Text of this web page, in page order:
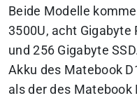
Beide Modelle
3500U, acht Gigabyte
und 256 Gigabyte
Akku des Matebook
als der des Matebook